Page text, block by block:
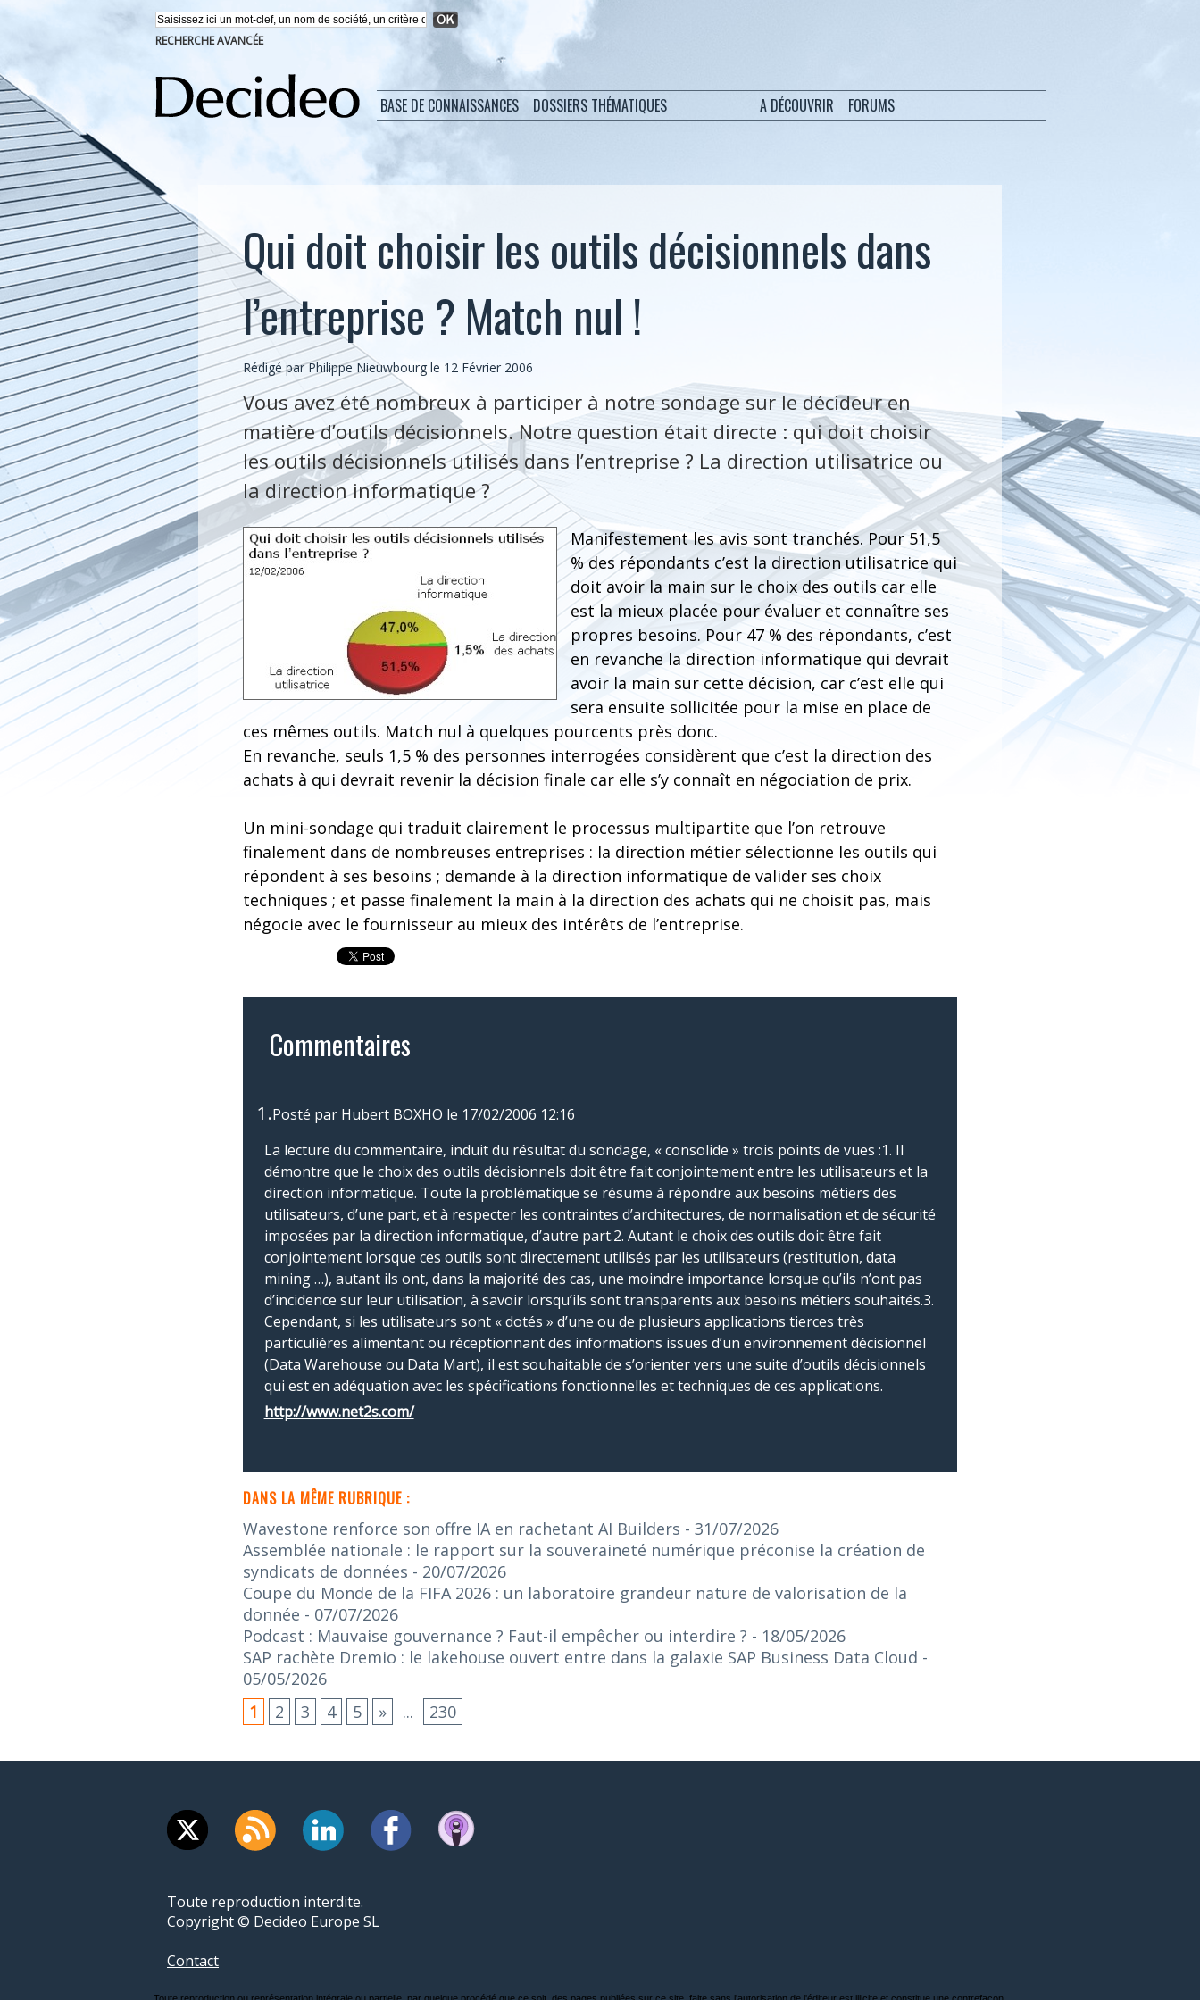
RECHERCHE AVANCÉE
BASE DE CONNAISSANCES DOSSIERS THÉMATIQUES A DÉCOUVRIR FORUMS
Qui doit choisir les outils décisionnels dans
l’entreprise ? Match nul !
Rédigé parPhilippe Nieuwbourgle 12 Février 2006
Vous avez été nombreux à participer à notre sondage sur le décideur en
matière d’outils décisionnels. Notre question était directe : qui doit choisir
les outils décisionnels utilisés dans l’entreprise ? La direction utilisatrice ou
la direction informatique ?
Manifestement les avis sont tranchés. Pour 51,5
% des répondants c’est la direction utilisatrice qui
doit avoir la main sur le choix des outils car elle
est la mieux placée pour évaluer et connaître ses
propres besoins. Pour 47 % des répondants, c’est
en revanche la direction informatique qui devrait
avoir la main sur cette décision, car c’est elle qui
sera ensuite sollicitée pour la mise en place de
ces mêmes outils. Match nul à quelques pourcents près donc.
En revanche, seuls 1,5 % des personnes interrogées considèrent que c’est la direction des
achats à qui devrait revenir la décision finale car elle s’y connaît en négociation de prix.
Un mini-sondage qui traduit clairement le processus multipartite que l’on retrouve
finalement dans de nombreuses entreprises : la direction métier sélectionne les outils qui
répondent à ses besoins ; demande à la direction informatique de valider ses choix
techniques ; et passe finalement la main à la direction des achats qui ne choisit pas, mais
négocie avec le fournisseur au mieux des intérêts de l’entreprise.
Commentaires
1.Posté par Hubert BOXHO le 17/02/2006 12:16
La lecture du commentaire, induit du résultat du sondage, « consolide » trois points de vues :1. Il
démontre que le choix des outils décisionnels doit être fait conjointement entre les utilisateurs et la
direction informatique. Toute la problématique se résume à répondre aux besoins métiers des
utilisateurs, d’une part, et à respecter les contraintes d’architectures, de normalisation et de sécurité
imposées par la direction informatique, d’autre part.2. Autant le choix des outils doit être fait
conjointement lorsque ces outils sont directement utilisés par les utilisateurs (restitution, data
mining …), autant ils ont, dans la majorité des cas, une moindre importance lorsque qu’ils n’ont pas
d’incidence sur leur utilisation, à savoir lorsqu’ils sont transparents aux besoins métiers souhaités.3.
Cependant, si les utilisateurs sont « dotés » d’une ou de plusieurs applications tierces très
particulières alimentant ou réceptionnant des informations issues d’un environnement décisionnel
(Data Warehouse ou Data Mart), il est souhaitable de s’orienter vers une suite d’outils décisionnels
qui est en adéquation avec les spécifications fonctionnelles et techniques de ces applications.
http://www.net2s.com/
DANS LA MÊME RUBRIQUE :
Wavestone renforce son offre IA en rachetant AI Builders - 31/07/2026
Assemblée nationale : le rapport sur la souveraineté numérique préconise la création de
syndicats de données - 20/07/2026
Coupe du Monde de la FIFA 2026 : un laboratoire grandeur nature de valorisation de la
donnée - 07/07/2026
Podcast : Mauvaise gouvernance ? Faut-il empêcher ou interdire ? - 18/05/2026
SAP rachète Dremio : le lakehouse ouvert entre dans la galaxie SAP Business Data Cloud -
05/05/2026
1
2 3 4 5 » ... 230
Toute reproduction interdite.
Copyright © Decideo Europe SL
Contact